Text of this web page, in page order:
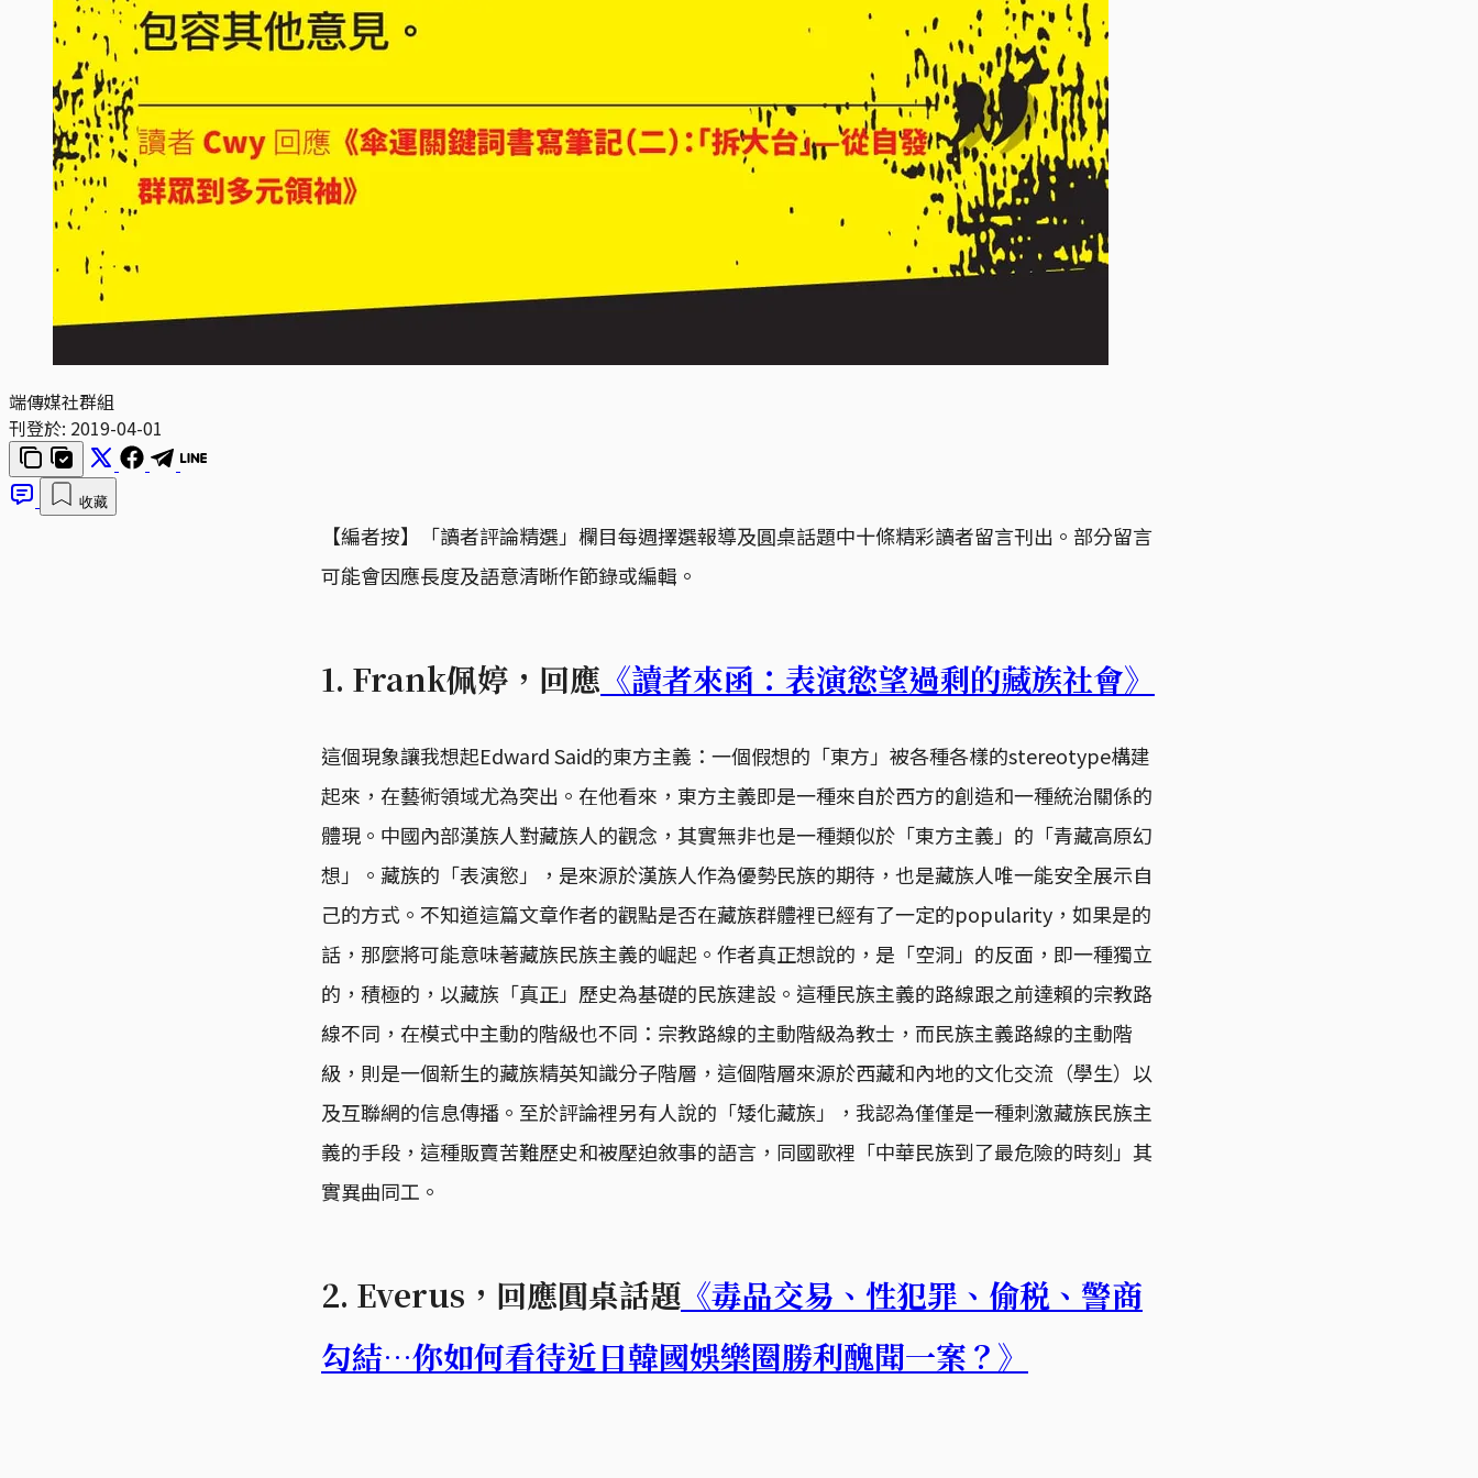
端傳媒社群組
刊登於: 2019-04-01
收藏
【編者按】「讀者評論精選」欄目每週擇選報導及圓桌話題中十條精彩讀者留言刊出。部分留言
可能會因應長度及語意清晰作節錄或編輯。
1. Frank佩婷，回應 《讀者來函：表演慾望過剩的藏族社會》
這個現象讓我想起Edward Said的東方主義：一個假想的「東方」被各種各樣的stereotype構建
起來，在藝術領域尤為突出。在他看來，東方主義即是一種來自於西方的創造和一種統治關係的
體現。中國內部漢族人對藏族人的觀念，其實無非也是一種類似於「東方主義」的「青藏高原幻
想」。藏族的「表演慾」，是來源於漢族人作為優勢民族的期待，也是藏族人唯一能安全展示自
己的方式。不知道這篇文章作者的觀點是否在藏族群體裡已經有了一定的popularity，如果是的
話，那麼將可能意味著藏族民族主義的崛起。作者真正想說的，是「空洞」的反面，即一種獨立
的，積極的，以藏族「真正」歷史為基礎的民族建設。這種民族主義的路線跟之前達賴的宗教路
線不同，在模式中主動的階級也不同：宗教路線的主動階級為教士，而民族主義路線的主動階
級，則是一個新生的藏族精英知識分子階層，這個階層來源於西藏和內地的文化交流（學生）以
及互聯網的信息傳播。至於評論裡另有人說的「矮化藏族」，我認為僅僅是一種刺激藏族民族主
義的手段，這種販賣苦難歷史和被壓迫敘事的語言，同國歌裡「中華民族到了最危險的時刻」其
實異曲同工。
2. Everus，回應圓桌話題 《毒品交易、性犯罪、偷税、警商
勾結…你如何看待近日韓國娛樂圈勝利醜聞一案？》